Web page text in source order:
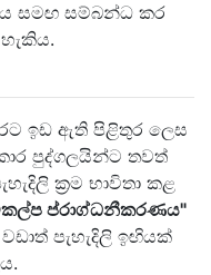
සමඟ සම්බන්ධ කර
ඉඩ ඇති පිළිතුර ලෙස
පුද්ගලයින්ට තවත්
ක්‍රම භාවිතා කළ
ප්රාග්ධනීකරණය"
පැහැදිලි ඉඟියක්